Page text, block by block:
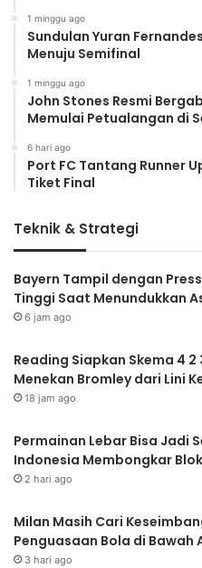
1 minggu ago
Sundulan Yuran
Menuju Semifinal
1 minggu ago
John Stones Resmi
Memulai Petualangan di
6 hari ago
Port FC Tantang Runner
Tiket Final
Teknik & Strategi
Bayern Tampil dengan
Tinggi Saat Menundukkan
6 jam ago
Reading Siapkan Skema 4 2
Menekan Bromley dari Lini
18 jam ago
Permainan Lebar Bisa Jadi
Indonesia Membongkar
2 hari ago
Milan Masih Cari
Penguasaan Bola di Bawah
3 hari ago